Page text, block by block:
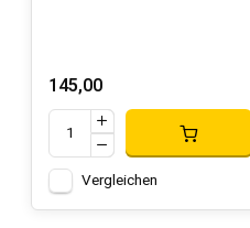
145,00
Vergleichen